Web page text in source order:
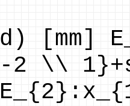
d) [mm]
-2 \\